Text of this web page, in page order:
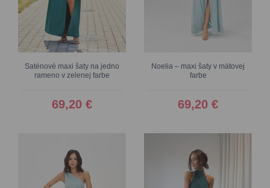
Saténové maxi šaty na jedno
rameno v zelenej farbe
69,20 €
Noelia – maxi šaty v mätovej
farbe
69,20 €